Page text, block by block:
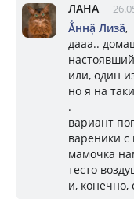
ЛАНА
Ẳннậ Лизã,
дааа..
или, один
но я на
.
вариант
вареники
мамочка
тесто
и, конечно,